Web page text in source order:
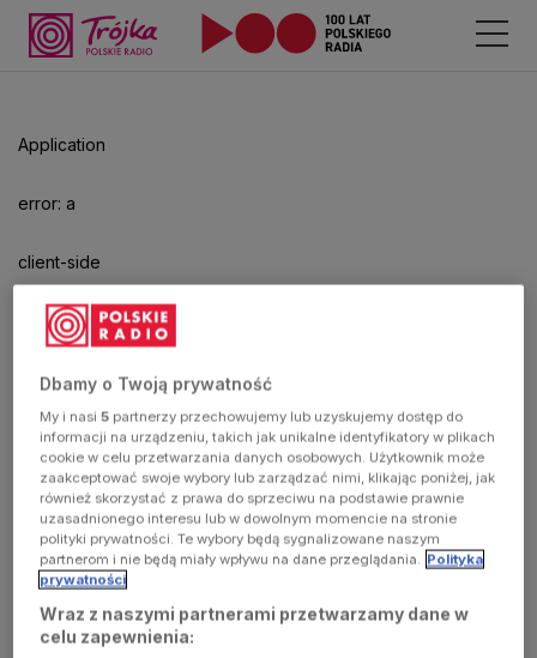
Application
error: a
client-side
exception
has
occurred
(see the
browser
console for
aby
odtwarzać.
Dbamy o Twoją prywatność
My i nasi5 partnerzy przechowujemy lub uzyskujemy dostęp do
informacji na urządzeniu, takich jak unikalne identyfikatory w plikach
cookie w celu przetwarzania danych osobowych. Użytkownik może
zaakceptować swoje wybory lub zarządzać nimi, klikając poniżej, jak
również skorzystać z prawa do sprzeciwu na podstawie prawnie
uzasadnionego interesu lub w dowolnym momencie na stronie
polityki prywatności. Te wybory będą sygnalizowane naszym
partnerom i nie będą miały wpływu na dane przeglądania. Polityka
prywatności
Wraz z naszymi partnerami przetwarzamy dane w
celu zapewnienia: